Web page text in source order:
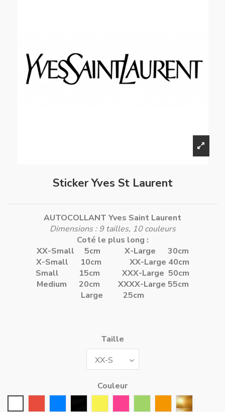
Sticker Yves St Laurent
AUTOCOLLANT Yves Saint Laurent
Dimensions : 9 tailles, 10 couleurs
Coté le plus long :
XX-Small 5cm X-Large 30cm
X-Small 10cm XX-Large 40cm
Small 15cm XXX-Large 50cm
Medium 20cm XXXX-Large 55cm
Large 25cm
Taille
Couleur
OrangeOr